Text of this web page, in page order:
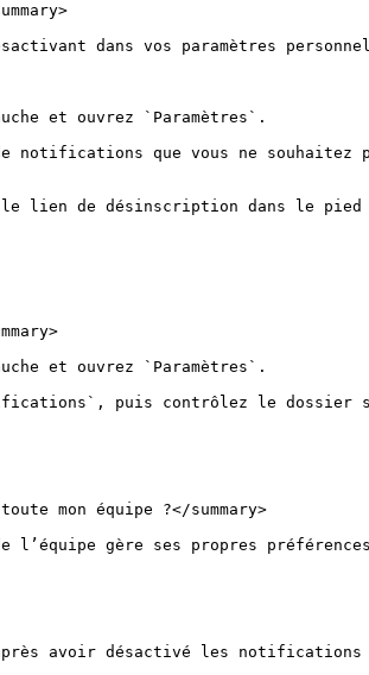
dans vos paramètres
et ouvrez `Paramètres`.
notifications que vous ne souhaitez
lien de désinscription dans le pied
et ouvrez `Paramètres`.
puis contrôlez le dossier
mon équipe ?</summary>
l’équipe gère ses propres
avoir désactivé les notifications